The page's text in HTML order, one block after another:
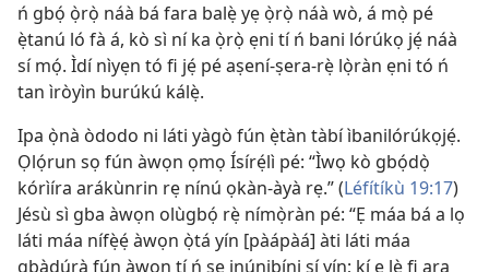
ń gbọ́ ọ̀rọ̀ náà bá fara balẹ̀ yẹ ọ̀rọ̀ náà wò, á mọ̀ pé
ẹ̀tanú ló fà á, kò sì ní ka ọ̀rọ̀ ẹni tí ń bani lórúkọ jẹ́ náà
sí mọ́. Ìdí nìyẹn tó fi jẹ́ pé aṣení-ṣera-rẹ̀ lọ̀ràn ẹni tó ń
tan ìròyìn burúkú kálẹ̀.
Ipa ọ̀nà òdodo ni láti yàgò fún ẹ̀tàn tàbí ìbanilórúkọjẹ́.
Ọlọ́run sọ fún àwọn ọmọ Ísírẹ́lì pé: “Ìwọ kò gbọ́dọ̀
kórìíra arákùnrin rẹ nínú ọkàn-àyà rẹ.” (Léfítíkù 19:17)
Jésù sì gba àwọn olùgbọ́ rẹ̀ nímọ̀ràn pé: “Ẹ máa bá a lọ
láti máa nífẹ̀ẹ́ àwọn ọ̀tá yín [pàápàá] àti láti máa
gbàdúrà fún àwọn tí ń ṣe inúnibíni sí yín; kí ẹ lè fi ara